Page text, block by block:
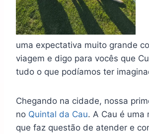
uma expectativa muito grande
viagem e digo para vocês que
tudo o que podíamos ter
Chegando na cidade, nossa
no Quintal da Cau. A Cau é uma
que faz questão de atender e